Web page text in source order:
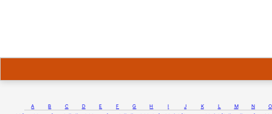
A B C D E F G H I J K L M N O